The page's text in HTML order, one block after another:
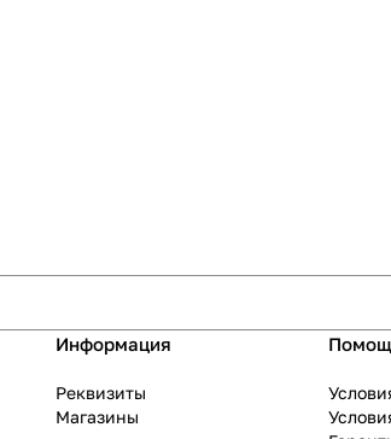
Информация
Реквизиты
Магазины